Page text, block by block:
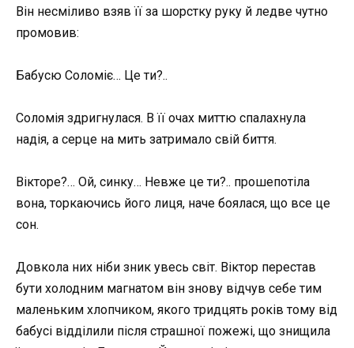
Він несміливо взяв її за шорстку руку й ледве чутно
промовив:
Бабусю Соломіє… Це ти?..
Соломія здригнулася. В її очах миттю спалахнула
надія, а серце на мить затримало свій биття.
Вікторе?… Ой, синку… Невже це ти?.. прошепотіла
вона, торкаючись його лиця, наче боялася, що все це
сон.
Довкола них ніби зник увесь світ. Віктор перестав
бути холодним магнатом він знову відчув себе тим
маленьким хлопчиком, якого тридцять років тому від
бабусі відділили після страшної пожежі, що знищила